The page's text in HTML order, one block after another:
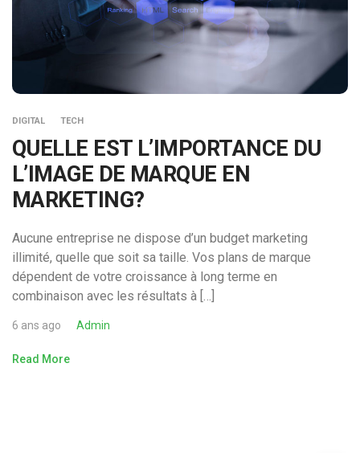
DIGITAL TECH
QUELLE EST L’IMPORTANCE DU
L’IMAGE DE MARQUE EN
MARKETING?
Aucune entreprise ne dispose d’un budget marketing
illimité, quelle que soit sa taille. Vos plans de marque
dépendent de votre croissance à long terme en
combinaison avec les résultats à […]
6 ans ago Admin
Read More